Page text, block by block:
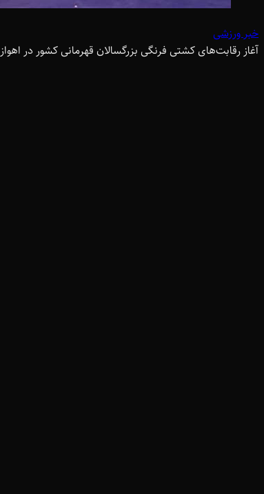
خبر ورزشی
آغاز رقابت‌های کشتی فرنگی بزرگسالان قهرمانی کشور در اهواز